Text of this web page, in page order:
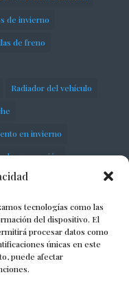
tecnologías como las
del dispositivo. El
procesar datos como
únicas en este
puede afectar
de invierno
de freno
Radiador del vehículo
en invierno
de suspensión
del motor
de vehículos
automotriz